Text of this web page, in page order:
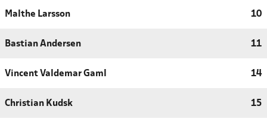
Malthe Larsson 10
Bastian Andersen 11
Vincent Valdemar Gaml 14
Christian Kudsk 15